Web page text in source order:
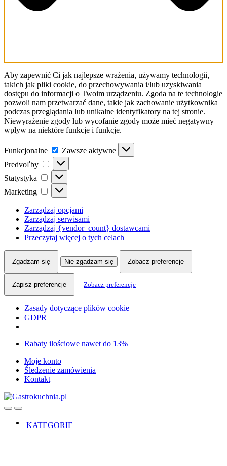
Aby zapewnić Ci jak najlepsze wrażenia, używamy technologii,
takich jak pliki cookie, do przechowywania i/lub uzyskiwania
dostępu do informacji o Twoim urządzeniu. Zgoda na te technologie
pozwoli nam przetwarzać dane, takie jak zachowanie użytkownika
podczas przeglądania lub unikalne identyfikatory na tej stronie.
Niewyrażenie zgody lub wycofanie zgody może mieć negatywny
wpływ na niektóre funkcje i funkcje.
Funkcjonalne Funkcjonalne
Zawsze aktywne
Predvoľby
Predvoľby
Statystyka Statystyka
Marketing Marketing
Zarządzaj opcjami
Zarządzaj serwisami
Zarządzaj {vendor_count} dostawcami
Przeczytaj więcej o tych celach
Zgadzam się Nie zgadzam się Zobacz preferencje
Zapisz preferencje Zobacz preferencje
Zasady dotyczące plików cookie
GDPR
Skip
navigation
Skip
content
Rabaty ilościowe nawet do 13%
Moje konto
Śledzenie zamówienia
Kontakt
OpenClose
KATEGORIE